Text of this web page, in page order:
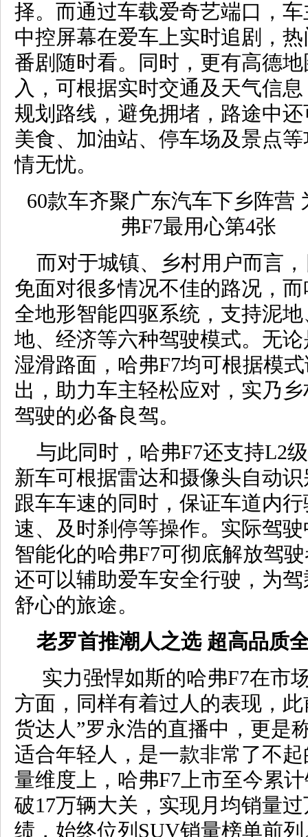
择。而通过车载爱奇艺端口，
中控屏幕在爱车上实时追剧，
番剧随时看。同时，更有高德
入，可根据实时交通及天气信
规划路线，避免拥堵，路途中
美食、加油站、停车场及景点
情无忧。
而对于城镇、乡村用户而言
免面对很多情况不佳的路况，
全地形智能四驱系统，支持泥
地、经济等六种驾驶模式。无
湿滑路面，哈弗F7均可根据模
出，助力车主轻松应对，实乃
驾驶的必备良驾。
与此同时，哈弗F7还支持L2
新车可根据雷达和摄像头自动
跟车车速的同时，保证车道内
速、及时刹停等操作。实际驾
智能化的哈弗F7可彻底解放驾
还可以辅助爱车安全行驶，为
舒心的旅途。
老罗首推潮人之选 超高品质
实力强悍如斯的哈弗F7在市
方面，同样有着过人的表现，
货达人”罗永浩的直播中，更是
适合年轻人，是一款非常了不
量维度上，哈弗F7上市至今累
破17万辆大关，实现月均销量
绩，始终位列SUV销量榜单前